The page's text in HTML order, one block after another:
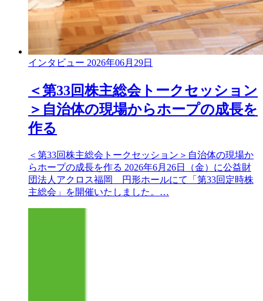
インタビュー 2026年06月29日
＜第33回株主総会トークセッション
＞自治体の現場からホープの成長を
作る
＜第33回株主総会トークセッション＞自治体の現場か
らホープの成長を作る 2026年6月26日（金）に公益財
団法人アクロス福岡 円形ホールにて「第33回定時株
主総会」を開催いたしました。…